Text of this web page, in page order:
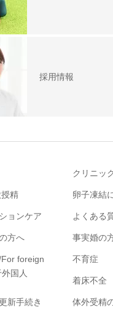
採用情報
クリニッ
精 卵子凍結
ョンケア よくある
方へ 事実婚の
foreign
国人
不育症
着床不全
新手続き 体外受精